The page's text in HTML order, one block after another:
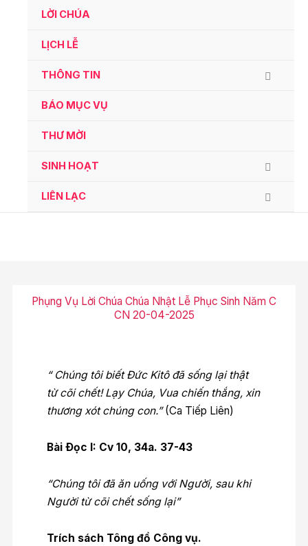
LỜI CHÚA
LỊCH LỄ
THÔNG TIN
BÁO MỤC VỤ
THƯ MỜI
SINH HOẠT
LIÊN LẠC
Phụng Vụ Lời Chúa Chúa Nhật Lễ Phục Sinh Năm C
CN 20-04-2025
“ Chúng tôi biết Ðức Kitô đã sống lại thật
từ cõi chết! Lạy Chúa, Vua chiến thắng, xin
thương xót chúng con.”(Ca Tiếp Liên)
Bài Ðọc I: Cv 10, 34a. 37-43
“Chúng tôi đã ăn uống với Người, sau khi
Người từ cõi chết sống lại”
Trích sách Tông đồ Công vụ.